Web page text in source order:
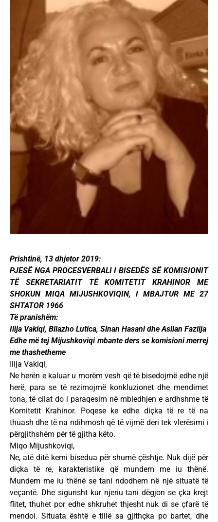
Prishtinë, 13 dhjetor 2019:
PJESË NGA PROCESVERBALI I BISEDËS SË KOMISIONIT
TË SEKRETARIATIT TË KOMITETIT KRAHINOR ME
SHOKUN MIQA MIJUSHKOVIQIN, I MBAJTUR ME 27
SHTATOR 1966
Të pranishëm:
Ilija Vakiqi, Bllazho Lutica, Sinan Hasani dhe Asllan Fazlija
Edhe më tej Mijushkoviqi mbante ders se komisioni merrej
me thashetheme
Ilija Vakiqi,
Ne herën e kaluar u morëm vesh që të bisedojmë edhe një
herë, para se të rezimojmë konkluzionet dhe mendimet
tona, të cilat do i paraqesim në mbledhjen e ardhshme të
Komitetit Krahinor. Poqese ke edhe diçka të re të na
thuash dhe të na ndihmosh që të vijmë deri tek vlerësimi i
përgjithshëm për të gjitha këto.
Miqo Mijushkoviqi,
Ne, atë ditë kemi bisedua për shumë çështje. Nuk dijë për
diçka të re, karakteristike që mundem me iu thënë.
Mundem me iu thënë se tani ndodhem në një situatë të
veçantë. Dhe sigurisht kur njeriu tani dëgjon se çka krejt
flitet, thuhet por edhe shkruhet thjesht nuk di se çfarë të
mendoi. Situata është e tillë sa gjithçka po bartet, dhe